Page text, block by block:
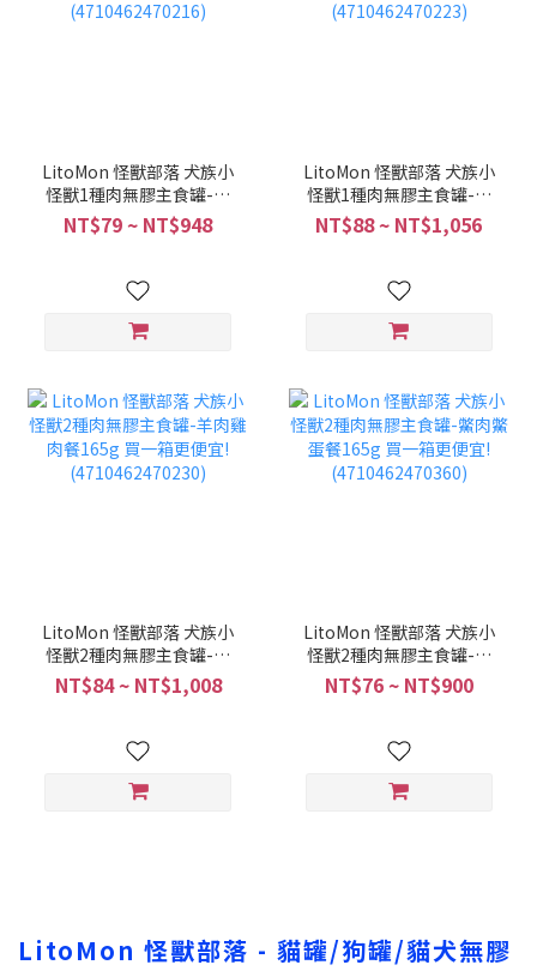
LitoMon 怪獸部落 犬族小
怪獸1種肉無膠主食罐-純
黑豬肉165g 買一箱更便
宜! (4710462470216)
NT$79 ~ NT$948
LitoMon 怪獸部落 犬族小
怪獸1種肉無膠主食罐-純
鴨肉165g 買一箱更便宜!
(4710462470223)
NT$88 ~ NT$1,056
LitoMon 怪獸部落 犬族小
怪獸2種肉無膠主食罐-羊
肉雞肉餐165g 買一箱更便
宜! (4710462470230)
NT$84 ~ NT$1,008
LitoMon 怪獸部落 犬族小
怪獸2種肉無膠主食罐-鱉
肉鱉蛋餐165g 買一箱更便
宜! (4710462470360)
NT$76 ~ NT$900
LitoMon 怪獸部落 - 貓罐/狗罐/貓犬無膠